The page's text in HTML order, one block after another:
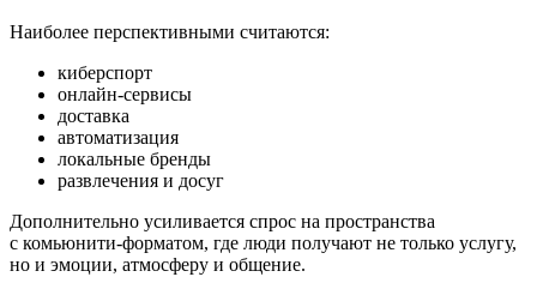
Наиболее перспективными считаются:
киберспорт
онлайн-сервисы
доставка
автоматизация
локальные бренды
развлечения и досуг
Дополнительно усиливается спрос на пространства
с комьюнити-форматом, где люди получают не только услугу,
но и эмоции, атмосферу и общение.